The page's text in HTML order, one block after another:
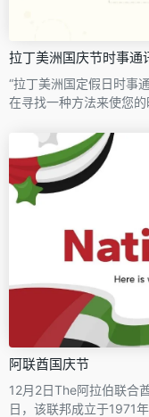
拉丁美洲国庆节时事通
“拉丁美洲国定假日时事
在寻找一种方法来使您
注意力。凭借其完美的
传递信息的时事通讯从未
阿联酋国庆节
12月2日The阿拉伯联合
日，该联邦成立于1971